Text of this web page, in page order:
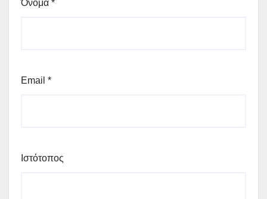
Όνομα *
Email *
Ιστότοπος